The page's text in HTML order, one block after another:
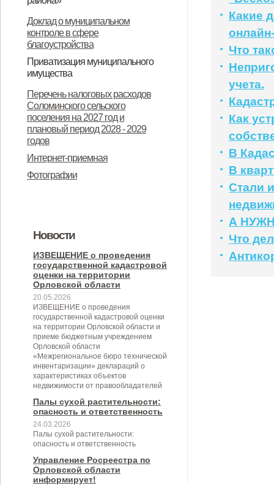
выплате детям отдельных
категорий военнослужащих».
(публичных) слушаний
Доклад о муниципальном
контроле в сфере
благоустройства
Приватизация муниципального
имущества
порядке планирования и принятия
решений об условиях
приватизации муниципального
имущества муниципального
образования Соломинское
района Орловской области
администрации Соломинского
сельского поселения
Дмитровского района Орловской
области об итогах приватизации и
продажи государственного и
Перечень налоговых расходов
Соломинского сельского
поселения на 2027 год и
плановый период 2028 - 2029
годов
Интернет-приемная
Фотографии
Новости
ИЗВЕЩЕНИЕ о проведения
государственной кадастровой
оценки на территории
Орловской области
20.05.2026
ИЗВЕЩЕНИЕ о проведения
государственной кадастровой оценки
на территории Орловской области и
приеме бюджетным учреждением
Орловской области
«Межрегиональное бюро технической
инвентаризации» деклараций о
характеристиках объектов
недвижимости от правообладателей
Палы сухой растительности:
опасность и ответственность
24.03.2026
Палы сухой растительности:
опасность и ответственность
Управление Росреестра по
Орловской области
информирует!
Какие
Что
учета.
Как
В
В
Стали
А
Что